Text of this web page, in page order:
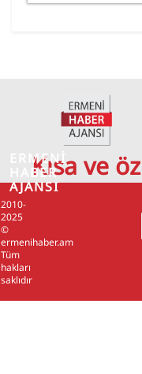
Kısa ve öz
2010-
2025
©
ermenihaber.am
Tüm
hakları
saklıdır
ERMENİ
HABER
AJANSI